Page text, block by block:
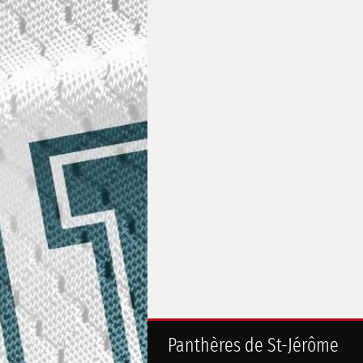
Panthères de St-Jérôme